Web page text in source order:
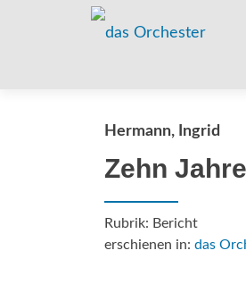
Hermann, Ingrid
Zehn
Rubrik: Bericht
erschienen in: das